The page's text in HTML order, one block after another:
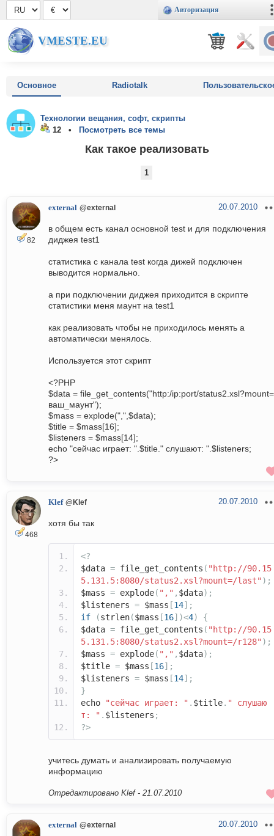
Авторизация
VMESTE.EU
Основное Radiotalk
Технологии вещания, софт, скрипты
12 •
Посмотреть все темы
Как такое реализовать
1
82
external @external 20.07.2010
в общем есть канал основной test и для подключения
диджея test1
статистика с канала test когда дижей подключен
выводится нормально.
а при подключении диджея приходится в скрипте
статистики меня маунт на test1
как реализовать чтобы не приходилось менять а
автоматически менялось.
Используется этот скрипт
<?PHP
$data = file_get_contents("http:/ip:port/
ваш_маунт");
$mass = explode(",",$data);
$title = $mass[16];
$listeners = $mass[14];
echo "сейчас играет: ".$title." слушают: ".$listeners;
?>
468
Klef @Klef 20.07.2010
хотя бы так
<?
$data = file_get_contents ( "http://90.15
5.131.5:8080/status2.xsl?mount=/last" );
$mass = explode( "," , $data);
$listeners = $mass [14];
if
(strlen($mass [16])<4)
{
$data = file_get_contents ( "http://90.15
5.131.5:8080/status2.xsl?mount=/r128" );
$mass = explode( "," , $data);
$title = $mass [16];
$listeners = $mass [14];
}
echo
"сейчас играет: " . $title. " слушаю
т: " . $listeners ;
?>
учитесь думать и анализировать получаемую
информацию
Отредактировано Klef - 21.07.2010
external @external 20.07.2010